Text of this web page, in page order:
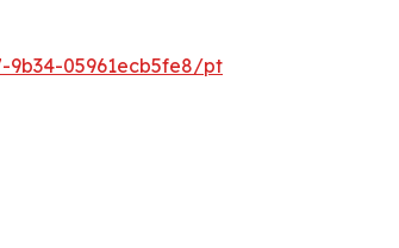
9b34-05961ecb5fe8/pt